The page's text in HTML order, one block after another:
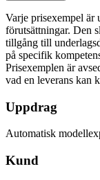
Varje prisexempel är
förutsättningar. Den
tillgång till
på specifik
Prisexemplen är
vad en leverans kan
Uppdrag
Automatisk
Kund